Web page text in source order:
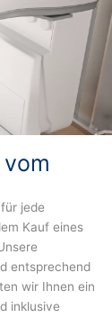
jede
Kauf eines
entsprechend
wir Ihnen ein
inklusive